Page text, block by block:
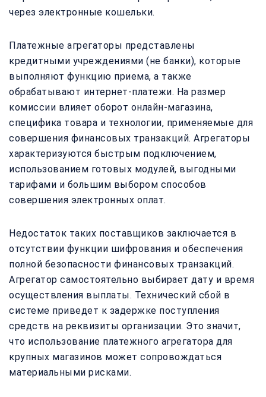
через электронные кошельки.
Платежные агрегаторы представлены
кредитными учреждениями (не банки), которые
выполняют функцию приема, а также
обрабатывают интернет-платежи. На размер
комиссии влияет оборот онлайн-магазина,
специфика товара и технологии, применяемые для
совершения финансовых транзакций. Агрегаторы
характеризуются быстрым подключением,
использованием готовых модулей, выгодными
тарифами и большим выбором способов
совершения электронных оплат.
Недостаток таких поставщиков заключается в
отсутствии функции шифрования и обеспечения
полной безопасности финансовых транзакций.
Агрегатор самостоятельно выбирает дату и время
осуществления выплаты. Технический сбой в
системе приведет к задержке поступления
средств на реквизиты организации. Это значит,
что использование платежного агрегатора для
крупных магазинов может сопровождаться
материальными рисками.